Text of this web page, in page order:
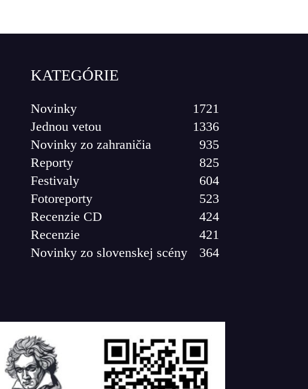
KATEGÓRIE
Novinky
1721
Jednou vetou
1336
Novinky zo zahraničia
935
Reporty
825
Festivaly
604
Fotoreporty
523
Recenzie CD
424
Recenzie
421
Novinky zo slovenskej scény
364